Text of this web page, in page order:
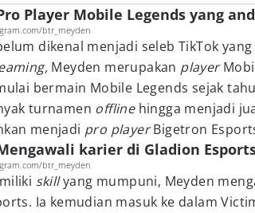
Player Mobile Legends yang
btr_meyden
dikenal menjadi seleb TikTok
Meyden merupakan player
bermain Mobile Legends sejak
turnamen offline hingga menjadi
menjadi pro playerBigetron
karier di Gladion
btr_meyden
skillyang mumpuni, Meyden
Ia kemudian masuk ke dalam